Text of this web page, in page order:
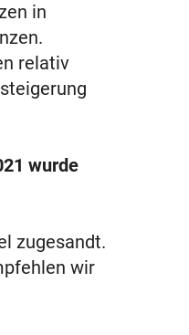
in
relativ
wurde
zugesandt.
wir